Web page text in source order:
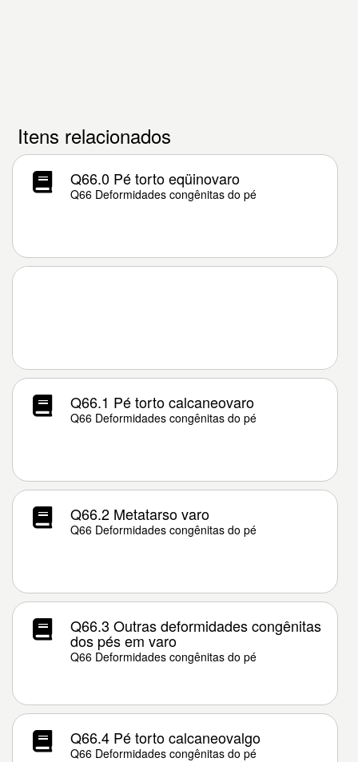
Itens relacionados
Q66.0 Pé torto eqüinovaro
Q66 Deformidades congênitas do pé
Q66.1 Pé torto calcaneovaro
Q66 Deformidades congênitas do pé
Q66.2 Metatarso varo
Q66 Deformidades congênitas do pé
Q66.3 Outras deformidades congênitas
dos pés em varo
Q66 Deformidades congênitas do pé
Q66.4 Pé torto calcaneovalgo
Q66 Deformidades congênitas do pé